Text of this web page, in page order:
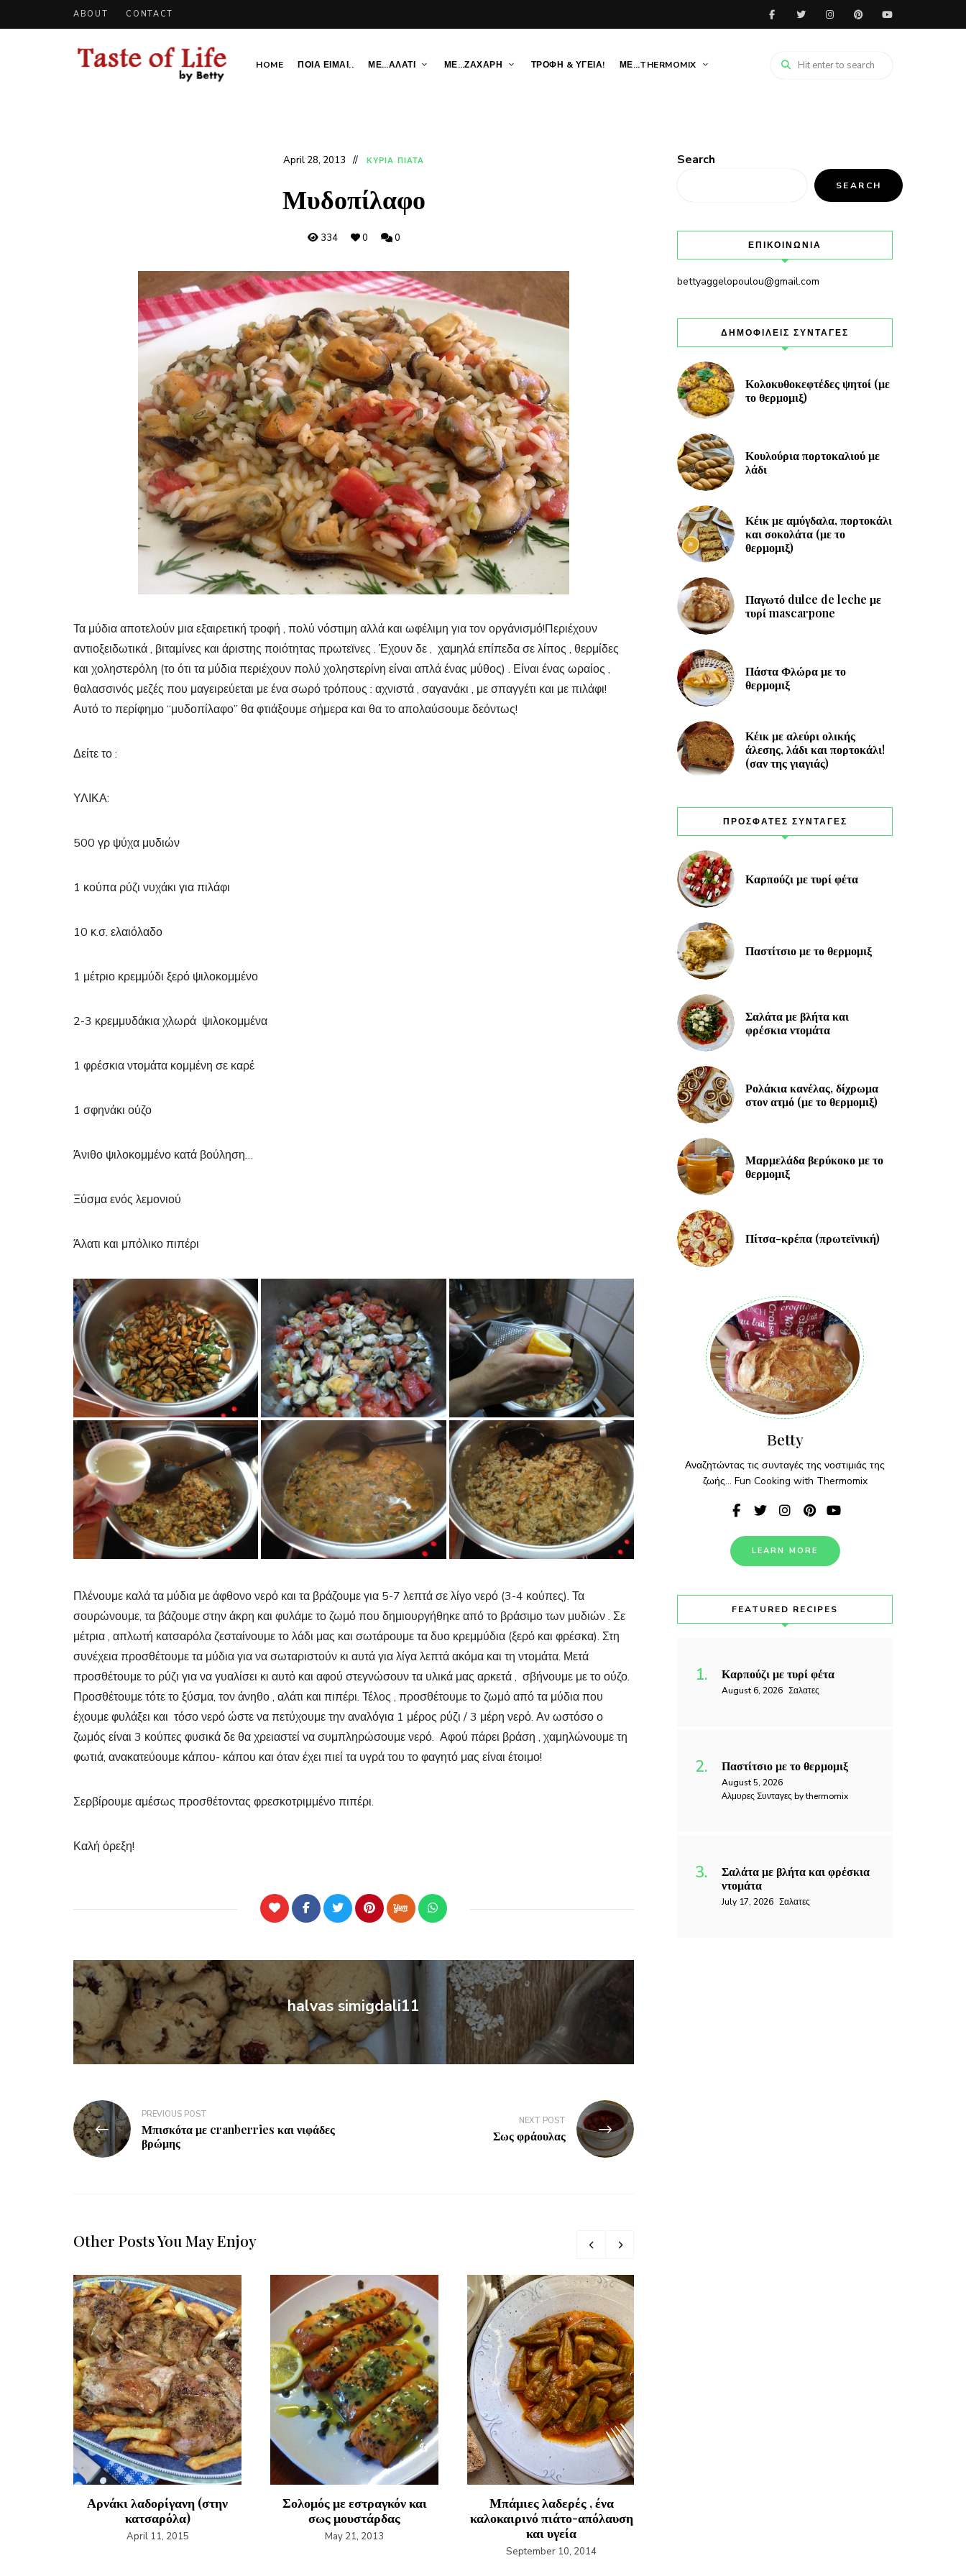
ABOUT CONTACT
HOME ΠΟΙΑ ΕΙΜΑΙ.. ΜΕ…ΑΛΑΤΙ ΜΕ…ΖΑΧΑΡΗ ΤΡΟΦΗ & ΥΓΕΙΑ! ΜΕ…THERMOMIX
April 28, 2013 ΚΥΡΙΑ ΠΙΑΤΑ
Μυδοπίλαφο
334 0 0
Τα μύδια αποτελούν μια εξαιρετική τροφή , πολύ νόστιμη αλλά και ωφέλιμη για τον οργάνισμό!Περιέχουν
αντιοξειδωτικά , βιταμίνες και άριστης ποιότητας πρωτεϊνες . Έχουν δε , χαμηλά επίπεδα σε λίπος , θερμίδες
και χοληστερόλη (το ότι τα μύδια περιέχουν πολύ χοληστερίνη είναι απλά ένας μύθος) . Είναι ένας ωραίος ,
θαλασσινός μεζές που μαγειρεύεται με ένα σωρό τρόπους : αχνιστά , σαγανάκι , με σπαγγέτι και με πιλάφι!
Αυτό το περίφημο “μυδοπίλαφο” θα φτιάξουμε σήμερα και θα το απολαύσουμε δεόντως!
Δείτε το :
ΥΛΙΚΑ:
500 γρ ψύχα μυδιών
1 κούπα ρύζι νυχάκι για πιλάφι
10 κ.σ. ελαιόλαδο
1 μέτριο κρεμμύδι ξερό ψιλοκομμένο
2-3 κρεμμυδάκια χλωρά ψιλοκομμένα
1 φρέσκια ντομάτα κομμένη σε καρέ
1 σφηνάκι ούζο
Άνιθο ψιλοκομμένο κατά βούληση…
Ξύσμα ενός λεμονιού
Άλατι και μπόλικο πιπέρι
Πλένουμε καλά τα μύδια με άφθονο νερό και τα βράζουμε για 5-7 λεπτά σε λίγο νερό (3-4 κούπες). Τα
σουρώνουμε, τα βάζουμε στην άκρη και φυλάμε το ζωμό που δημιουργήθηκε από το βράσιμο των μυδιών . Σε
μέτρια , απλωτή κατσαρόλα ζεσταίνουμε το λάδι μας και σωτάρουμε τα δυο κρεμμύδια (ξερό και φρέσκα). Στη
συνέχεια προσθέτουμε τα μύδια για να σωταριστούν κι αυτά για λίγα λεπτά ακόμα και τη ντομάτα. Μετά
προσθέτουμε το ρύζι για να γυαλίσει κι αυτό και αφού στεγνώσουν τα υλικά μας αρκετά , σβήνουμε με το ούζο.
Προσθέτουμε τότε το ξύσμα, τον άνηθο , αλάτι και πιπέρι. Τέλος , προσθέτουμε το ζωμό από τα μύδια που
έχουμε φυλάξει και τόσο νερό ώστε να πετύχουμε την αναλόγια 1 μέρος ρύζι / 3 μέρη νερό. Αν ωστόσο ο
ζωμός είναι 3 κούπες φυσικά δε θα χρειαστεί να συμπληρώσουμε νερό. Αφού πάρει βράση , χαμηλώνουμε τη
φωτιά, ανακατεύουμε κάπου- κάπου και όταν έχει πιεί τα υγρά του το φαγητό μας είναι έτοιμο!
Σερβίρουμε αμέσως προσθέτοντας φρεσκοτριμμένο πιπέρι.
Καλή όρεξη!
halvas simigdali11
PREVIOUS POST
Μπισκότα με cranberries και νιφάδες
βρώμης
NEXT POST
Σως φράουλας
Other Posts You May Enjoy
Αρνάκι λαδορίγανη (στην
κατσαρόλα)
April 11, 2015
Σολομός με εστραγκόν και
σως μουστάρδας
May 21, 2013
Μπάμιες λαδερές , ένα
καλοκαιρινό πιάτο-απόλαυση
και υγεία
September 10, 2014
Search
SEARCH
ΕΠΙΚΟΙΝΩΝΙΑ
bettyaggelopoulou@gmail.com
ΔΗΜΟΦΙΛΕΙΣ ΣΥΝΤΑΓΕΣ
Κολοκυθοκεφτέδες ψητοί (με
το θερμομιξ)
Κουλούρια πορτοκαλιού με
λάδι
Κέικ με αμύγδαλα, πορτοκάλι
και σοκολάτα (με το
θερμομιξ)
Παγωτό dulce de leche με
τυρί mascarpone
Πάστα Φλώρα με το
θερμομιξ
Κέικ με αλεύρι ολικής
άλεσης, λάδι και πορτοκάλι!
(σαν της γιαγιάς)
ΠΡΟΣΦΑΤΕΣ ΣΥΝΤΑΓΕΣ
Καρπούζι με τυρί φέτα
Παστίτσιο με το θερμομιξ
Σαλάτα με βλήτα και
φρέσκια ντομάτα
Ρολάκια κανέλας, δίχρωμα
στον ατμό (με το θερμομιξ)
Μαρμελάδα βερύκοκο με το
θερμομιξ
Πίτσα-κρέπα (πρωτεϊνική)
Βetty
Αναζητώντας τις συνταγές της νοστιμιάς της
ζωής... Fun Cooking with Thermomix
LEARN MORE
FEATURED RECIPES
Καρπούζι με τυρί φέτα
August 6, 2026 Σαλατες
Παστίτσιο με το θερμομιξ
August 5, 2026
Αλμυρες Συνταγες by thermomix
Σαλάτα με βλήτα και φρέσκια
ντομάτα
July 17, 2026 Σαλατες